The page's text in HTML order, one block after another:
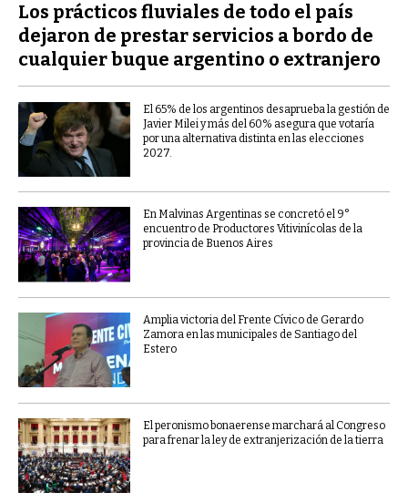
Los prácticos fluviales de todo el país
dejaron de prestar servicios a bordo de
cualquier buque argentino o extranjero
El 65% de los argentinos desaprueba la gestión de
Javier Milei y más del 60% asegura que votaría
por una alternativa distinta en las elecciones
2027.
En Malvinas Argentinas se concretó el 9°
encuentro de Productores Vitivinícolas de la
provincia de Buenos Aires
Amplia victoria del Frente Cívico de Gerardo
Zamora en las municipales de Santiago del
Estero
El peronismo bonaerense marchará al Congreso
para frenar la ley de extranjerización de la tierra